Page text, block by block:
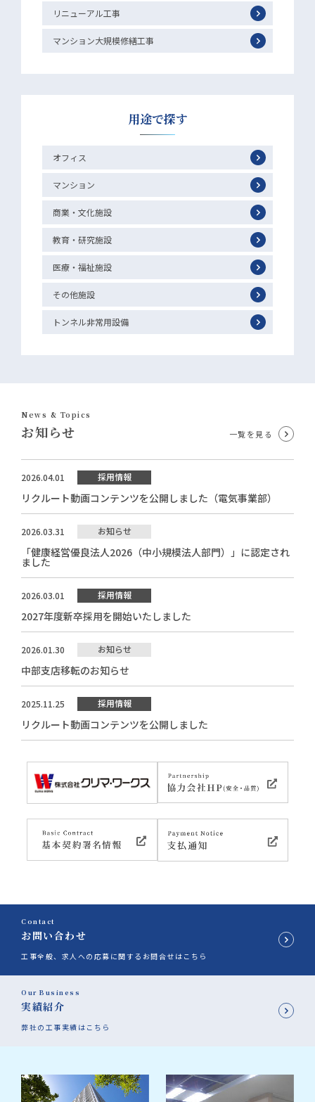
リニューアル工事
マンション大規模修繕工事
用途で探す
オフィス
マンション
商業・文化施設
教育・研究施設
医療・福祉施設
その他施設
トンネル非常用設備
News & Topics
お知らせ 一覧を見る
2026.04.01 採用情報
リクルート動画コンテンツを公開しました（電気事業部）
2026.03.31 お知らせ
「健康経営優良法人2026（中小規模法人部門）」に認定され
ました
2026.03.01 採用情報
2027年度新卒採用を開始いたしました
2026.01.30 お知らせ
中部支店移転のお知らせ
2025.11.25 採用情報
リクルート動画コンテンツを公開しました
Contact
お問い合わせ
工事全般、求人への応募に関するお問合せはこちら
Our Business
実績紹介
弊社の工事実績はこちら